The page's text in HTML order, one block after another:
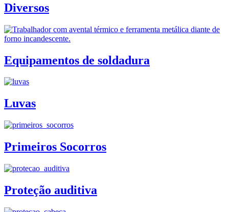
Diversos
Equipamentos de soldadura
Luvas
Primeiros Socorros
Proteção auditiva